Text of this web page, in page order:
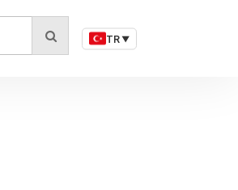
TR ▼